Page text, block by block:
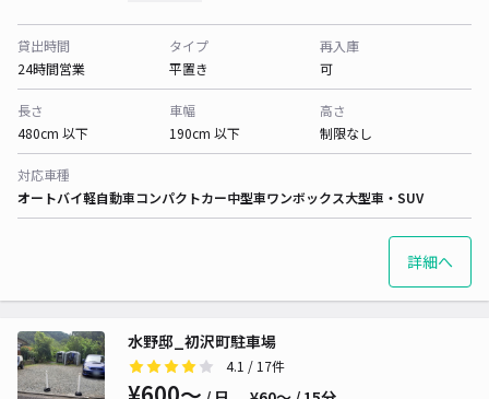
貸出時間
24時間営業
タイプ
平置き
再入庫
可
長さ
480cm 以下
車幅
190cm 以下
高さ
制限なし
対応車種
オートバイ軽自動車コンパクトカー中型車ワンボックス大型車・SUV
詳細へ
水野邸_初沢町駐車場
4.1 / 17件